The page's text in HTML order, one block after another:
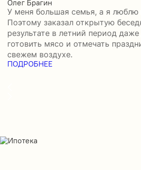
Олег Брагин
У меня большая семья, а я люблю
Поэтому заказал открытую
результате в летний период
готовить мясо и отмечать
свежем воздухе.
ПОДРОБНЕЕ